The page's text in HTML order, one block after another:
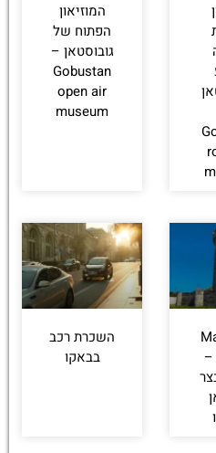
-
המוזיאון
הפתוח של
גובוסטאן –
Gobustan
open air
museum
השכרת רכב
בבאקו